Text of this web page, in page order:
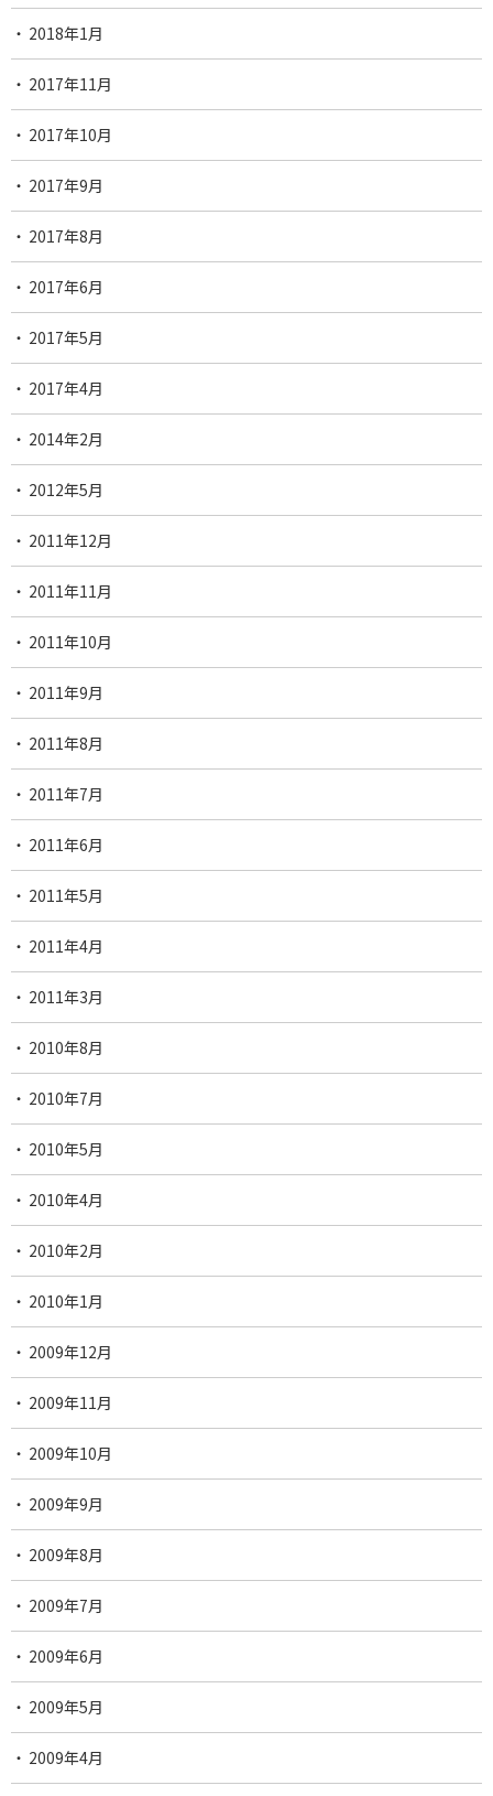
2018年1月
2017年11月
2017年10月
2017年9月
2017年8月
2017年6月
2017年5月
2017年4月
2014年2月
2012年5月
2011年12月
2011年11月
2011年10月
2011年9月
2011年8月
2011年7月
2011年6月
2011年5月
2011年4月
2011年3月
2010年8月
2010年7月
2010年5月
2010年4月
2010年2月
2010年1月
2009年12月
2009年11月
2009年10月
2009年9月
2009年8月
2009年7月
2009年6月
2009年5月
2009年4月